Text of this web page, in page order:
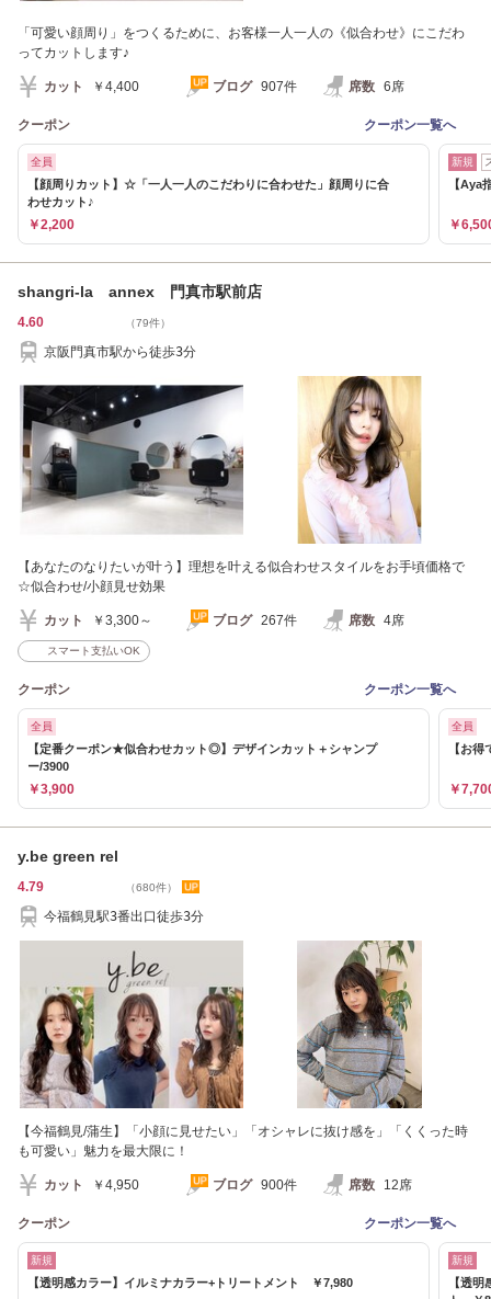
「可愛い顔周り」をつくるために、お客様一人一人の《似合わせ》にこだわ
ってカットします♪
カット ￥4,400 ブログ 907件 席数 6席
クーポン クーポン一覧へ
全員
【顔周りカット】☆「一人一人のこだわりに合わせた」顔周りに合
わせカット♪
￥2,200
新規
【Aya
￥
shangri-la annex 門真市駅前店
4.60 （79件）
京阪門真市駅から徒歩3分
【あなたのなりたいが叶う】理想を叶える似合わせスタイルをお手頃価格で
☆似合わせ/小顔見せ効果
カット ￥3,300～ ブログ 267件 席数 4席
スマート支払いOK
クーポン クーポン一覧へ
全員
【定番クーポン★似合わせカット◎】デザインカット＋シャンプ
ー/3900
￥3,900
全員
【お
￥
y.be green rel
4.79 （680件）
今福鶴見駅3番出口徒歩3分
【今福鶴見/蒲生】「小顔に見せたい」「オシャレに抜け感を」「くくった時
も可愛い」魅力を最大限に！
カット ￥4,950 ブログ 900件 席数 12席
クーポン クーポン一覧へ
新規
【透明感カラー】イルミナカラー+トリートメント ￥7,980
新規
【透